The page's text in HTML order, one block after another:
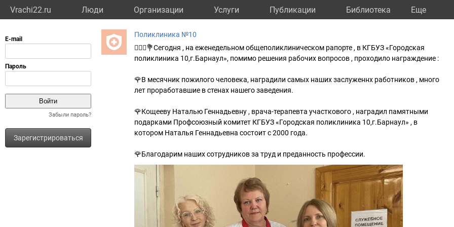
Vrachi22.ru Люди Организации Услуги Публикации Библиотека Eще
Забыли пароль?
Зарегистрироваться
Поликлиника №10
👩🏼‍⚕️💐Сегодня , на еженедельном общеполиклиническом рапорте , в КГБУЗ «Городская
поликлиника 10,г.Барнаул», помимо решения рабочих вопросов , проходило награждение :
🌹В месячник пожилого человека, наградили самых наших заслуженнх работников , много
лет проработавшие в стенах нашего заведения.
🌹Кощееву Наталью Геннадьевну , врача-терапевта участкового , наградил памятными
подарками Профсоюзный комитет КГБУЗ «Городская поликлиника 10,г.Барнаул» , в
котором Наталья Геннадьевна состоит с 2000 года.
🌹Благодарим наших сотрудников за труд и преданность профессии.